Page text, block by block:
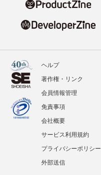
ヘルプ
著作権・リンク
会員情報管理
免責事項
会社概要
サービス利用規約
プライバシーポリシー
外部送信